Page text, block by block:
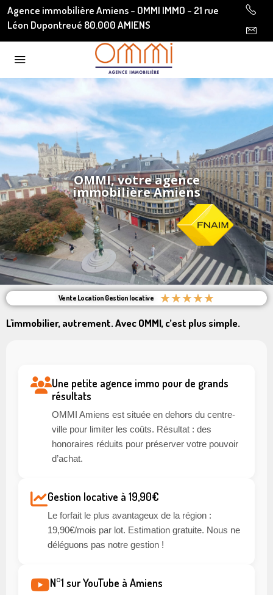
Agence immobilière Amiens - OMMI IMMO - 21 rue
Léon Dupontreué 80.000 AMIENS
OMMI, votre agence
immobilière Amiens
Vente Location Gestion locative ★★★★★
L'immobilier, autrement. Avec OMMI, c’est plus simple.
Une petite agence immo pour de grands
résultats
OMMI Amiens est située en dehors du centre-
ville pour limiter les coûts. Résultat : des
honoraires réduits pour préserver votre pouvoir
d’achat.
Gestion locative à 19,90€
Le forfait le plus avantageux de la région :
19,90€/mois par lot. Estimation gratuite. Nous ne
déléguons pas notre gestion !
N°1 sur YouTube à Amiens